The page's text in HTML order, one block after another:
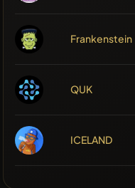
Frankenstein
QUK
ICELAND